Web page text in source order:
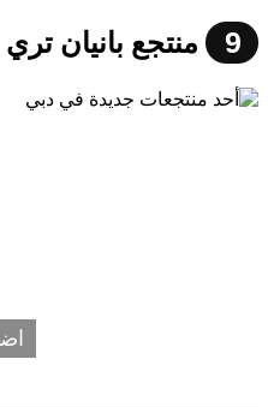
9 منتجع بانيان